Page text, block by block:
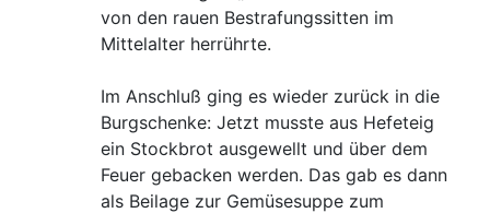
von den rauen Bestrafungssitten im
Mittelalter herrührte.
Im Anschluß ging es wieder zurück in die
Burgschenke: Jetzt musste aus Hefeteig
ein Stockbrot ausgewellt und über dem
Feuer gebacken werden. Das gab es dann
als Beilage zur Gemüsesuppe zum